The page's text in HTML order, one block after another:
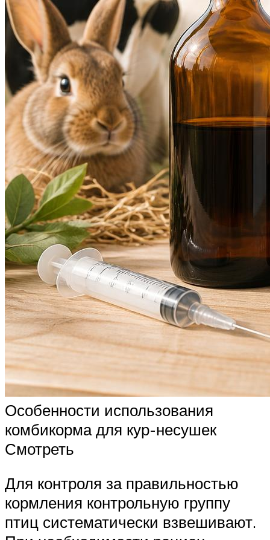
Особенности использования
комбикорма для кур-несушек
Смотреть
Для контроля за правильностью
кормления контрольную группу
птиц систематически взвешивают.